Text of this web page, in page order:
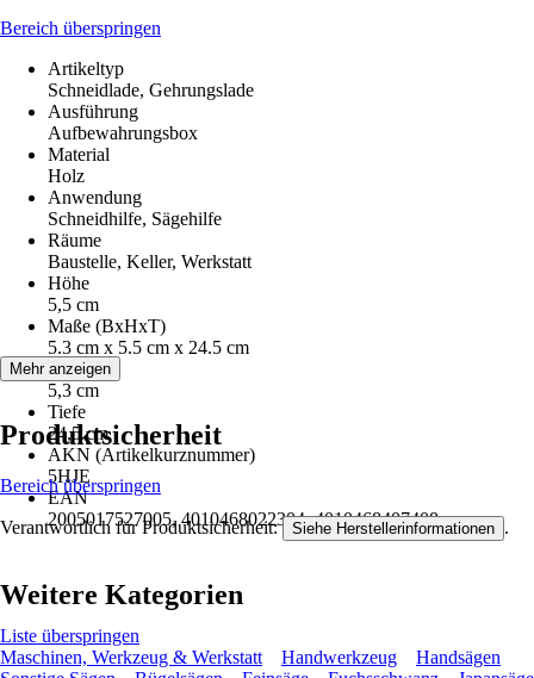
Bereich überspringen
Artikeltyp
Schneidlade, Gehrungslade
Ausführung
Aufbewahrungsbox
Material
Holz
Anwendung
Schneidhilfe, Sägehilfe
Räume
Baustelle, Keller, Werkstatt
Höhe
5,5 cm
Maße (BxHxT)
5.3 cm x 5.5 cm x 24.5 cm
Breite
5,3 cm
Tiefe
24,5 cm
AKN (Artikelkurznummer)
5HJE
EAN
2005017527005, 4010468022304, 4010468407408
Mehr anzeigen
Produktsicherheit
Bereich überspringen
Verantwortlich für Produktsicherheit: Siehe Herstellerinformationen .
Weitere Kategorien
Liste überspringen
Maschinen, Werkzeug & Werkstatt
Handwerkzeug
Handsägen